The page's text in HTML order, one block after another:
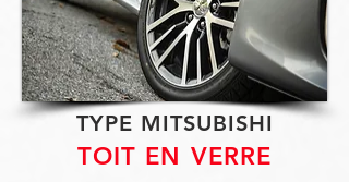
TYPE MITSUBISHI
TOIT EN VERRE